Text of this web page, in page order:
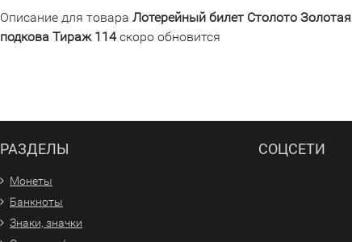
Описание для товара Лотерейный билет Столото Золотая
подкова Тираж 114скоро обновится
РАЗДЕЛЫ
Монеты
Банкноты
Знаки, значки
СОЦСЕТИ